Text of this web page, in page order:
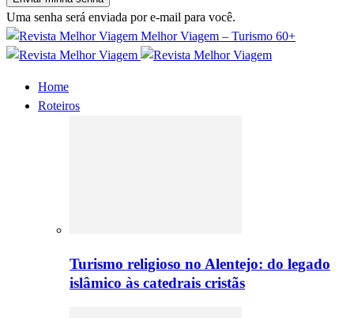
Uma senha será enviada por e-mail para você.
Melhor Viagem – Turismo 60+
Home
Roteiros
Turismo religioso no Alentejo: do legado
islâmico às catedrais cristãs